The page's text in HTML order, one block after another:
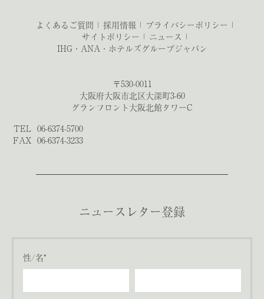
よくあるご質問 採用情報
プライバシーポリシー
サイトポリシー
ニュース
IHG・ANA・ホテルズグループジャパン
〒530-0011
大阪府大阪市北区大深町3-60
グランフロント大阪北館タワーC
TEL 06-6374-5700
FAX 06-6374-3233
ニュースレター登録
性/名*